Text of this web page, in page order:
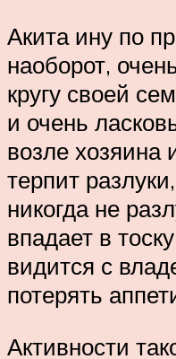
Акита ину по
наоборот,
кругу своей
и очень
возле хозяина
терпит
никогда не
впадает в
видится с
потерять
Активности